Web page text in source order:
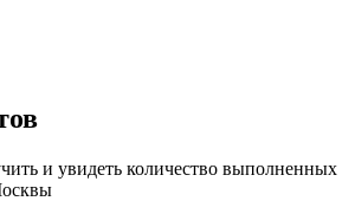
и увидеть количество выполненных